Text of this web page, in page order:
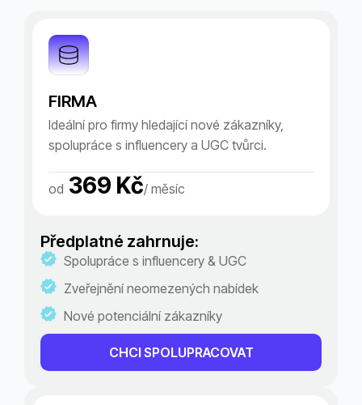
FIRMA
Ideální pro firmy hledající nové zákazníky,
spolupráce s influencery a UGC tvůrci.
od 369 Kč/ měsíc
Předplatné zahrnuje:
Spolupráce s influencery & UGC
Zveřejnění neomezených nabídek
Nové potenciální zákazníky
CHCI SPOLUPRACOVAT